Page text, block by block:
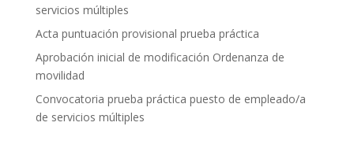
servicios múltiples
Acta puntuación provisional prueba práctica
Aprobación inicial de modificación Ordenanza de
movilidad
Convocatoria prueba práctica puesto de empleado/a
de servicios múltiples